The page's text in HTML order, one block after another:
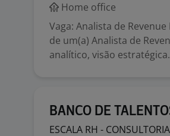
Home office
Vaga: Analista de
de um(a) Analista de
analítico, visão
BANCO DE
ESCALA RH -